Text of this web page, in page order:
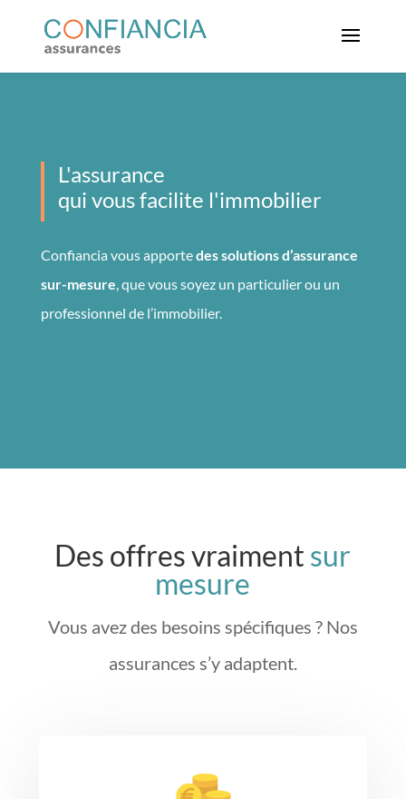
L'assurance
qui vous facilite l'immobilier
Confiancia vous apportedes solutions d’assurance
sur-mesure, quevous soyez un particulier ou un
professionnel de l’immobilier.
Des offres vraiment sur
mesure
Vous avez des besoins spécifiques ? Nos
assurances s’y adaptent.